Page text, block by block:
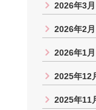
2026年3月
2026年2月
2026年1月
2025年12
2025年11